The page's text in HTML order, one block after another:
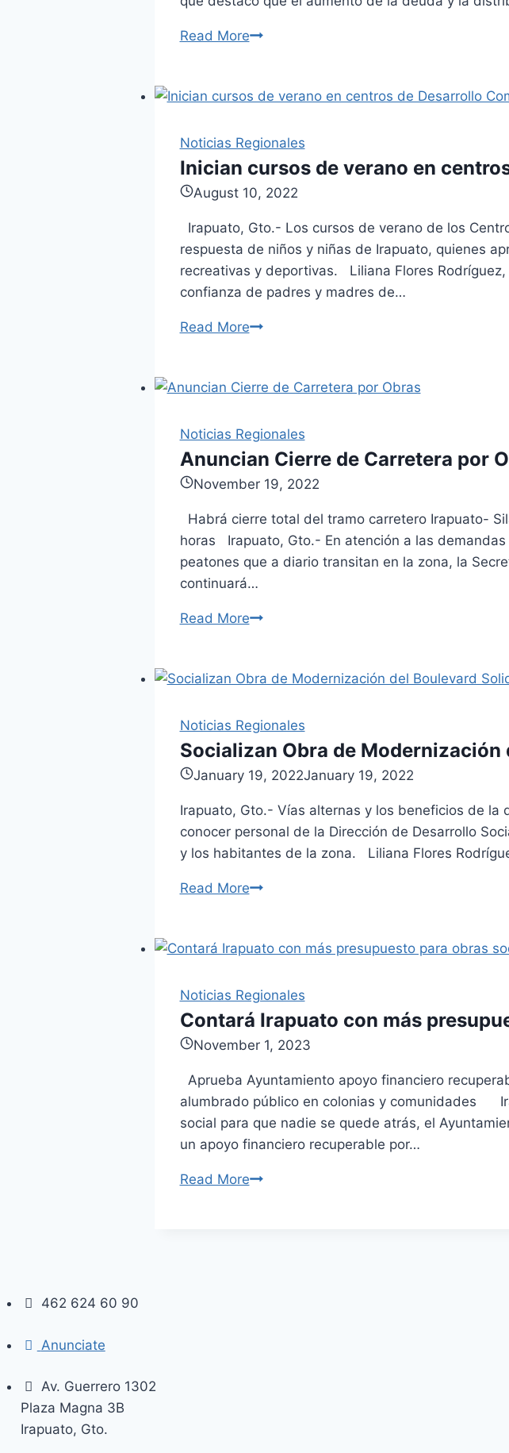
Read MoreEste
dejando
bomba
que
estallará
el
próximo
sexenio:
Erandi
Noticias Regionales
Inician cursos de verano en
August 10, 2022
Irapuato, Gto.- Los cursos de verano de los
respuesta de niños y niñas de Irapuato, quienes
recreativas y deportivas. Liliana Flores
confianza de padres y madres de…
Read MoreInician
verano
centros
de
Desarrollo
Noticias Regionales
Anuncian Cierre de Carretera por
November 19, 2022
Habrá cierre total del tramo carretero Irapuato-
horas Irapuato, Gto.- En atención a las
peatones que a diario transitan en la zona, la
continuará…
Read MoreAnuncian
Carretera
Obras
Noticias Regionales
Socializan Obra de
January 19, 2022January 19, 2022
Irapuato, Gto.- Vías alternas y los beneficios de
conocer personal de la Dirección de Desarrollo
y los habitantes de la zona. Liliana Flores
Read MoreSocializan
Modernización
Boulevard
Solidaridad.
Noticias Regionales
Contará Irapuato con más
November 1, 2023
Aprueba Ayuntamiento apoyo financiero
alumbrado público en colonias y comunidades
social para que nadie se quede atrás, el
un apoyo financiero recuperable por…
Read MoreContará
462 624 60 90
Anunciate
Av. Guerrero 1302
Plaza Magna 3B
Irapuato, Gto.